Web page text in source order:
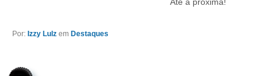
Por: Izzy Lulz em Destaques